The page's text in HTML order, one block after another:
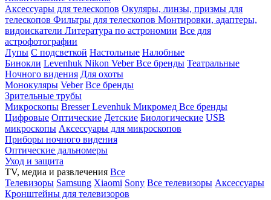
Аксессуары для телескопов Окуляры, линзы, призмы для
телескопов Фильтры для телескопов Монтировки, адаптеры,
видоискатели Литература по астрономии Все для
астрофотографии
Лупы С подсветкой Настольные Налобные
Бинокли Levenhuk Nikon VeberВсе бренды Театральные
Ночного видения Для охоты
Монокуляры Veber Все бренды
Зрительные трубы
Микроскопы BresserLevenhuk Микромед Все бренды
Цифровые Оптические Детские Биологические USB
микроскопы Аксессуары для микроскопов
Приборы ночного видения
Оптические дальномеры
Уход и защита
TV, медиа и развлечения Все
Телевизоры Samsung Xiaomi Sony Все телевизоры Аксессуары
Кронштейны для телевизоров